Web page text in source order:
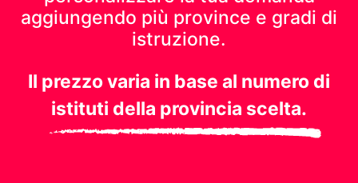
aggiungendo più province e gradi di
istruzione.
Il prezzo varia in base al numero di
istituti della provincia scelta.